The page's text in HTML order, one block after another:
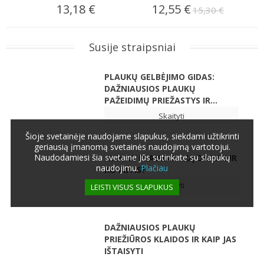
13,18 € 12,55 € 15,30 €
Susije straipsniai
PLAUKŲ GELBĖJIMO GIDAS:
DAŽNIAUSIOS PLAUKŲ
PAŽEIDIMŲ PRIEŽASTYS IR...
Skaityti
SLENKA PLAUKAI – KĄ DARYTI IR
KO IMTIS?
Skaityti
DAŽNIAUSIOS PLAUKŲ
PRIEŽIŪROS KLAIDOS IR KAIP JAS
IŠTAISYTI
Šioje svetainėje naudojame slapukus, siekdami užtikrinti
geriausią įmanomą svetainės naudojimą vartotojui.
Naudodamiesi šia svetaine Jūs sutinkate su slapukų
naudojimu. Plačiau
LEISTI VISUS SLAPUKUS